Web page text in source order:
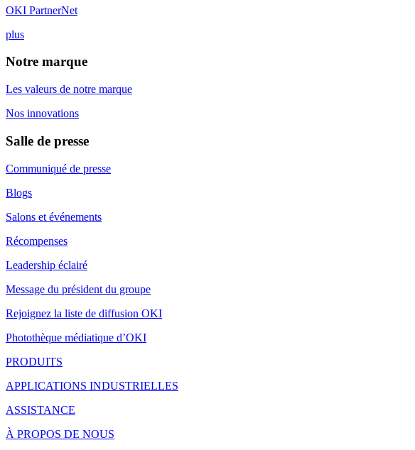
OKI PartnerNet
plus
Notre marque
Les valeurs de notre marque
Nos innovations
Salle de presse
Communiqué de presse
Blogs
Salons et événements
Récompenses
Leadership éclairé
Message du président du groupe
Rejoignez la liste de diffusion OKI
Photothèque médiatique d’OKI
PRODUITS
APPLICATIONS INDUSTRIELLES
ASSISTANCE
À PROPOS DE NOUS